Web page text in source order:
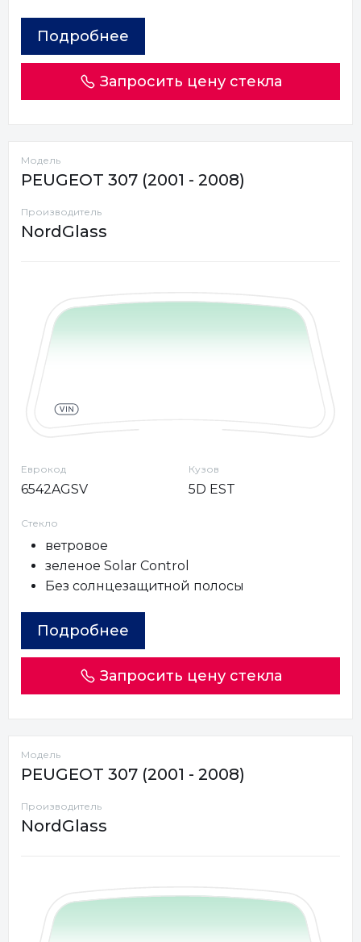
Подробнее
Запросить цену стекла
Модель
PEUGEOT 307 (2001 - 2008)
Производитель
NordGlass
Еврокод
6542AGSV
Кузов
5D EST
Стекло
ветровое
зеленое Solar Control
Без солнцезащитной полосы
Подробнее
Запросить цену стекла
Модель
PEUGEOT 307 (2001 - 2008)
Производитель
NordGlass